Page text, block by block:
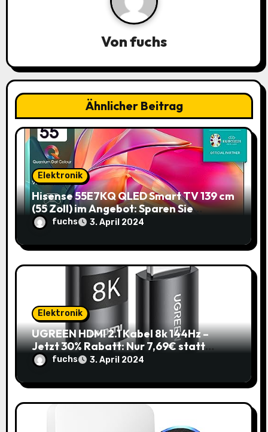
v
i
g
a
i
o
n
Vonfuchs
Ähnlicher Beitrag
Elektronik
Hisense 55E7KQ QLED Smart TV 139 cm
(55 Zoll) im Angebot: Sparen Sie
145,85€!
fuchs 3. April 2024
Elektronik
UGREEN HDMI 2.1 Kabel 8k 144Hz –
Jetzt 30% Rabatt: Nur 7,69€ statt
10,99€
fuchs 3. April 2024